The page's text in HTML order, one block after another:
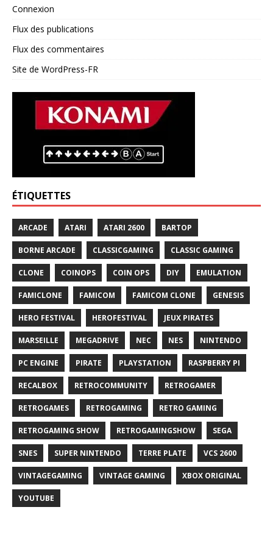
Connexion
Flux des publications
Flux des commentaires
Site de WordPress-FR
ÉTIQUETTES
ARCADE ATARI ATARI 2600 BARTOP
BORNE ARCADE CLASSICGAMING CLASSIC GAMING
CLONE COINOPS COIN OPS DIY EMULATION
FAMICLONE FAMICOM FAMICOM CLONE GENESIS
HERO FESTIVAL HEROFESTIVAL JEUX PIRATES
MARSEILLE MEGADRIVE NEC NES NINTENDO
PC ENGINE PIRATE PLAYSTATION RASPBERRY PI
RECALBOX RETROCOMMUNITY RETROGAMER
RETROGAMES RETROGAMING RETRO GAMING
RETROGAMING SHOW RETROGAMINGSHOW SEGA
SNES SUPER NINTENDO TERRE PLATE VCS 2600
VINTAGEGAMING VINTAGE GAMING XBOX ORIGINAL
YOUTUBE